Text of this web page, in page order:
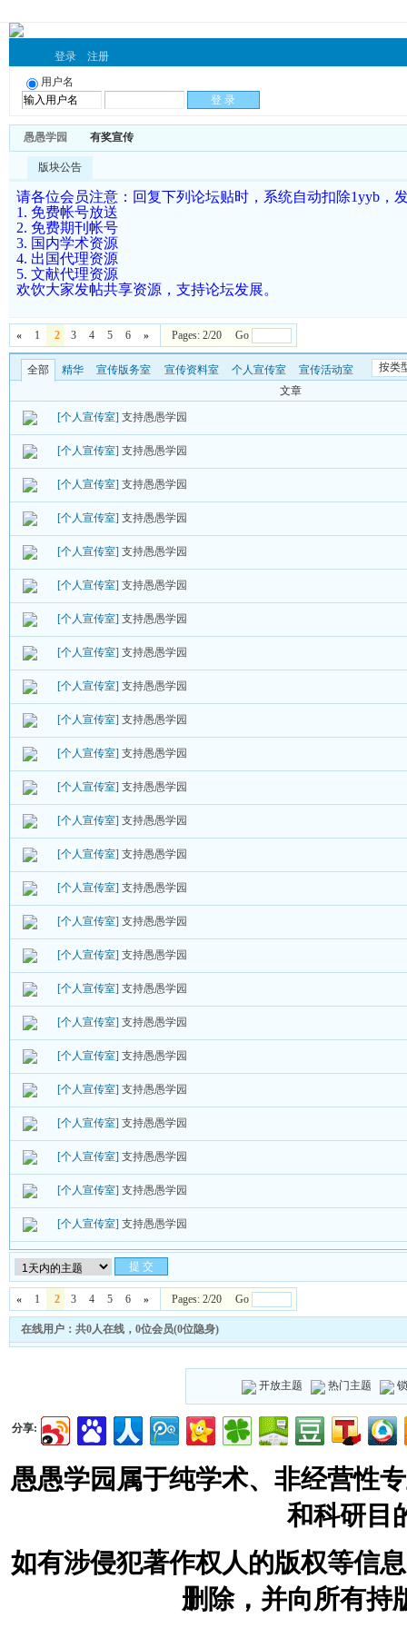
登录 注册
用户名
愚愚学园 有奖宣传
版块公告
请各位会员注意：回复下列论坛贴时，系统自动扣除1yyb，
1. 免费帐号放送
2. 免费期刊帐号
3. 国内学术资源
4. 出国代理资源
5. 文献代理资源
欢饮大家发帖共享资源，支持论坛发展。
« 1 2 3 4 5 6 » Pages: 2/20 Go
全部 精华 宣传版务室 宣传资料室 个人宣传室 宣传活动室
按类
文章
[个人宣传室] 支持愚愚学园
[个人宣传室] 支持愚愚学园
[个人宣传室] 支持愚愚学园
[个人宣传室] 支持愚愚学园
[个人宣传室] 支持愚愚学园
[个人宣传室] 支持愚愚学园
[个人宣传室] 支持愚愚学园
[个人宣传室] 支持愚愚学园
[个人宣传室] 支持愚愚学园
[个人宣传室] 支持愚愚学园
[个人宣传室] 支持愚愚学园
[个人宣传室] 支持愚愚学园
[个人宣传室] 支持愚愚学园
[个人宣传室] 支持愚愚学园
[个人宣传室] 支持愚愚学园
[个人宣传室] 支持愚愚学园
[个人宣传室] 支持愚愚学园
[个人宣传室] 支持愚愚学园
[个人宣传室] 支持愚愚学园
[个人宣传室] 支持愚愚学园
[个人宣传室] 支持愚愚学园
[个人宣传室] 支持愚愚学园
[个人宣传室] 支持愚愚学园
[个人宣传室] 支持愚愚学园
[个人宣传室] 支持愚愚学园
« 1 2 3 4 5 6 » Pages: 2/20 Go
在线用户：共0人在线，0位会员(0位隐身)
开放主题 热门主题
分享:
愚愚学园属于纯学术、非经营性
和科研目
如有涉侵犯著作权人的版权等信
删除，并向所有持